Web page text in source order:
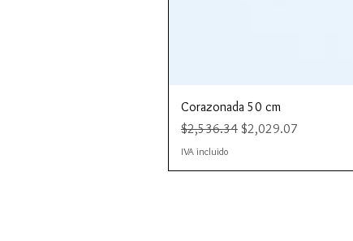
Corazonada 50 cm
Precio
$2,536.34 Precio de oferta
$2,029.07
IVA incluido